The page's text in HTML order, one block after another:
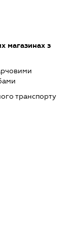
магазинах з
транспорту